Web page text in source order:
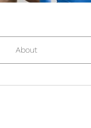
About